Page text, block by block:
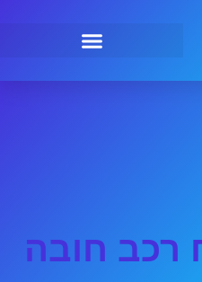
רכב חובה